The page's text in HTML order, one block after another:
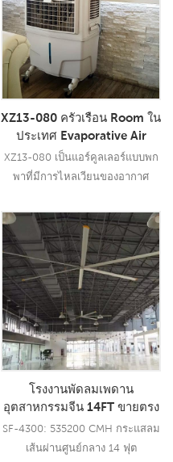
XZ13-080 ครัวเรือน Room ใน
ประเทศ Evaporative Air
Cooler แบบพกพา Water Air
Cooler
XZ13-080 เป็นแอร์คูลเลอร์แบบพก
พาที่มีการไหลเวียนของอากาศ
รีโมทคอนโทรล
อ่านเพิ่มเติม
โรงงานพัดลมเพดาน
อุตสาหกรรมจีน 14FT ขายตรง
ร้านอาหารพัดลม HVLS
SF-4300: 535200 CMH กระแสลม
เส้นผ่านศูนย์กลาง 14 ฟุต